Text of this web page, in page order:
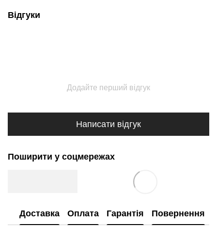
Відгуки
Додайте перший відгук
Написати відгук
Поширити у соцмережах
Доставка Оплата Гарантія Повернення